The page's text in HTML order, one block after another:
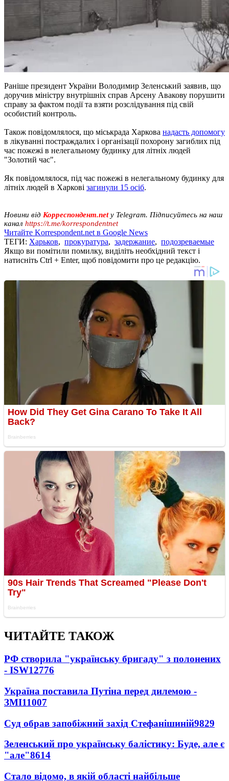
Раніше президент України Володимир Зеленський заявив, що
доручив міністру внутрішніх справ Арсену Авакову порушити
справу за фактом події та взяти розслідування під свій
особистий контроль.
Також повідомлялося, що міськрада Харкова надасть допомогу
в лікуванні постраждалих і організації похорону загиблих під
час пожежі в нелегальному будинку для літніх людей
"Золотий час".
Як повідомлялося, під час пожежі в нелегальному будинку для
літніх людей в Харкові загинули 15 осіб.
Новини від Корреспондент.netу Telegram. Підписуйтесь на наш
канал https://t.me/korrespondentnet
Читайте Korrespondent.net в Google News
ТЕГИ: Харьков, прокуратура, задержание, подозреваемые
Якщо ви помітили помилку, виділіть необхідний текст і
натисніть Ctrl + Enter, щоб повідомити про це редакцію.
ЧИТАЙТЕ ТАКОЖ
РФ створила "українську бригаду" з полонених
- ISW12776
Україна поставила Путіна перед дилемою -
ЗМІ11007
Суд обрав запобіжний захід Стефанішиній9829
Зеленський про українську балістику: Буде, але є
"але"8614
Стало відомо, в якій області найбільше